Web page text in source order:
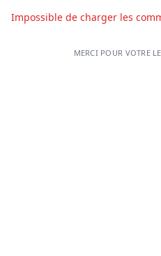
Impossible de charger les
MERCI POUR VOTRE